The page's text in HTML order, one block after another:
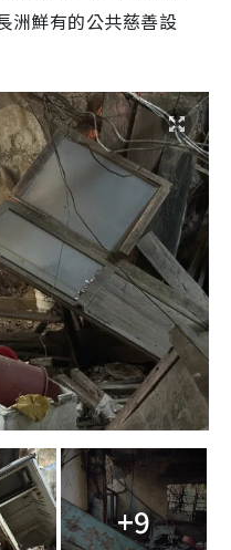
洲鮮有的公共慈善設
+9